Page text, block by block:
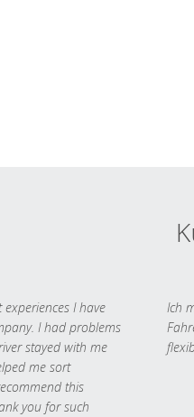
I have
I had problems
stayed with me
me sort
this
you for such
Ich